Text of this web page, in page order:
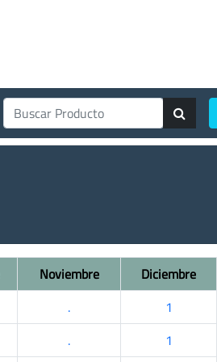
Noviembre Diciembre
. 1
. 1